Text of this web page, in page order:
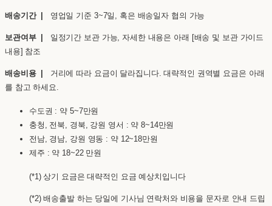
배송기간 | 영업일 기준 3~7일, 혹은 배송일자 협의 가능
보관여부 | 일정기간 보관 가능, 자세한 내용은 아래 [배송 및 보관 가이드
내용] 참조
배송비용 | 거리에 따라 요금이 달라집니다. 대략적인 권역별 요금은 아래
를 참고 하세요.
수도권 : 약 5~7만원
충청, 전북, 경북, 강원 영서 : 약 8~14만원
전남, 경남, 강원 영동 : 약 12~18만원
제주 : 약 18~22 만원
(*1) 상기 요금은 대략적인 요금 예상치입니다
(*2) 배송출발 하는 당일에 기사님 연락처와 비용을 문자로 안내 드립